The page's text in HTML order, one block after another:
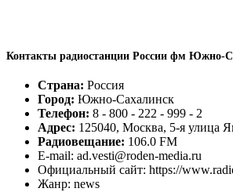
Контакты радиостанции России фм Южно-
Страна: Россия
Город: Южно-Сахалинск
Телефон: 8 - 800 - 222 - 999 - 2
Адрес: 125040, Москва, 5-я улица
Радиовещание: 106.0 FM
E-mail: ad.vesti@roden-media.ru
Официальный сайт: https://
Жанр: news